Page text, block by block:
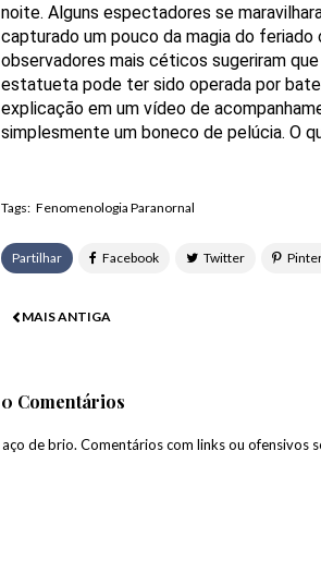
noite. Alguns espectadores se
capturado um pouco da magia do
observadores mais céticos sugeriram
estatueta pode ter sido operada por
explicação em um vídeo de
simplesmente um boneco de pelúcia. O
Tags: Fenomenologia Paranornal
Partilhar
MAIS ANTIGA
0 Comentários
paço de brio. Comentários com links ou ofensivos